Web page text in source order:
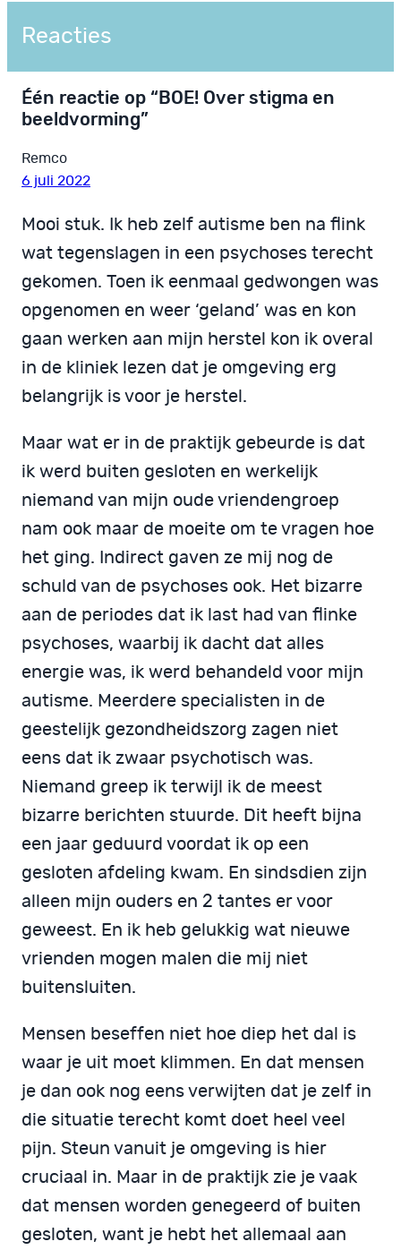
Reacties
Één reactie op “BOE! Over stigma en
beeldvorming”
Remco
6 juli 2022
Mooi stuk. Ik heb zelf autisme ben na flink
wat tegenslagen in een psychoses terecht
gekomen. Toen ik eenmaal gedwongen was
opgenomen en weer ‘geland’ was en kon
gaan werken aan mijn herstel kon ik overal
in de kliniek lezen dat je omgeving erg
belangrijk is voor je herstel.
Maar wat er in de praktijk gebeurde is dat
ik werd buiten gesloten en werkelijk
niemand van mijn oude vriendengroep
nam ook maar de moeite om te vragen hoe
het ging. Indirect gaven ze mij nog de
schuld van de psychoses ook. Het bizarre
aan de periodes dat ik last had van flinke
psychoses, waarbij ik dacht dat alles
energie was, ik werd behandeld voor mijn
autisme. Meerdere specialisten in de
geestelijk gezondheidszorg zagen niet
eens dat ik zwaar psychotisch was.
Niemand greep ik terwijl ik de meest
bizarre berichten stuurde. Dit heeft bijna
een jaar geduurd voordat ik op een
gesloten afdeling kwam. En sindsdien zijn
alleen mijn ouders en 2 tantes er voor
geweest. En ik heb gelukkig wat nieuwe
vrienden mogen malen die mij niet
buitensluiten.
Mensen beseffen niet hoe diep het dal is
waar je uit moet klimmen. En dat mensen
je dan ook nog eens verwijten dat je zelf in
die situatie terecht komt doet heel veel
pijn. Steun vanuit je omgeving is hier
cruciaal in. Maar in de praktijk zie je vaak
dat mensen worden genegeerd of buiten
gesloten, want je hebt het allemaal aan